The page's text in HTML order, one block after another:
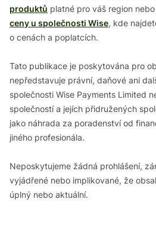
produktů platné pro váš region
ceny u společnosti Wise, kde
o cenách a poplatcích.
Tato publikace je poskytována pro
nepředstavuje právní, daňové ani
společnosti Wise Payments Limited
společností a jejích přidružených
jako náhrada za poradenství od
jiného profesionála.
Neposkytujeme žádná prohlášení,
vyjádřené nebo implikované, že
úplný nebo aktuální.